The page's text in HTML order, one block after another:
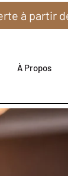
À Propos